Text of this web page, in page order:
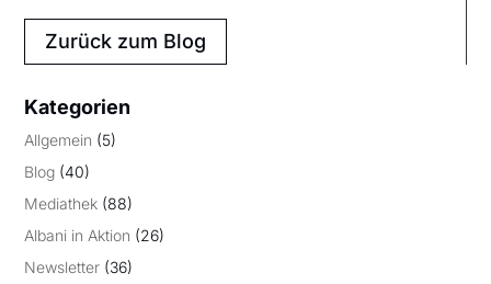
Zurück zum Blog
Kategorien
Allgemein (5)
Blog (40)
Mediathek (88)
Albani in Aktion (26)
Newsletter (36)